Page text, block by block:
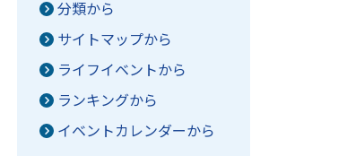
分類から
サイトマップから
ライフイベントから
ランキングから
イベントカレンダーから